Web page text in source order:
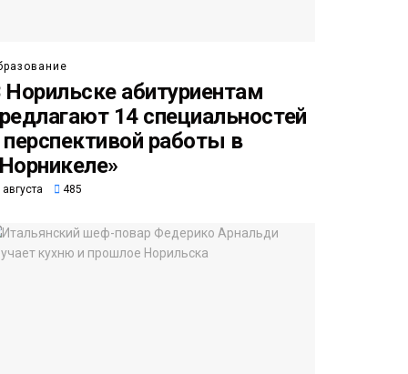
Норильске абитуриентам
14 специальностей
перспективой работы в
485